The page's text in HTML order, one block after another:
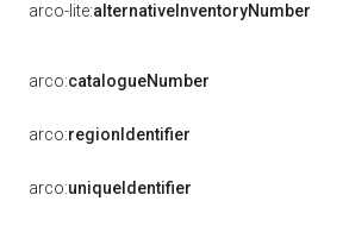
arco-lite:alternativeInventoryNumber
arco:catalogueNumber
arco:regionIdentifier
arco:uniqueIdentifier